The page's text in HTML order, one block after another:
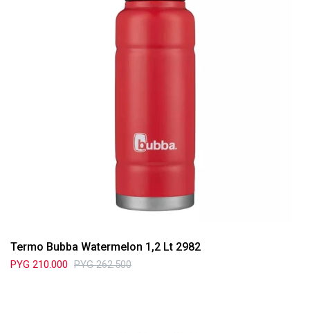
Termo Bubba Watermelon 1,2 Lt 2982
PYG 210.000 PYG 262.500